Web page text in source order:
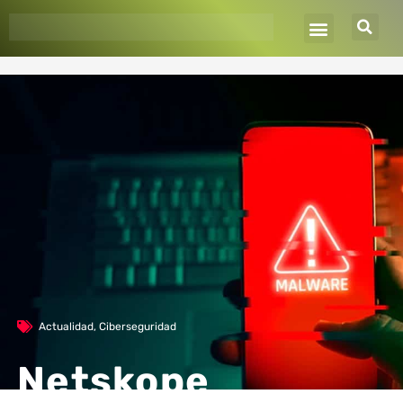
Actualidad, Ciberseguridad
Netskope